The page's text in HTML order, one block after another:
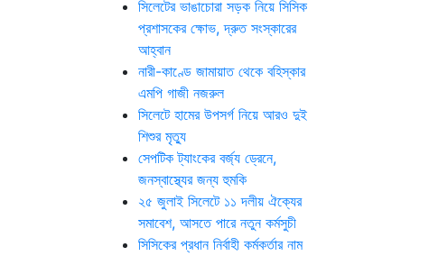
সিলেটের ভাঙাচোরা সড়ক নিয়ে সিসিক
প্রশাসকের ক্ষোভ, দ্রুত সংস্কারের
আহ্বান
নারী-কাণ্ডে জামায়াত থেকে বহিস্কার
এমপি গাজী নজরুল
সিলেটে হামের উপসর্গ নিয়ে আরও দুই
শিশুর মৃত্যু
সেপটিক ট্যাংকের বর্জ্য ড্রেনে,
জনস্বাস্থ্যের জন্য হুমকি
২৫ জুলাই সিলেটে ১১ দলীয় ঐক্যের
সমাবেশ, আসতে পারে নতুন কর্মসুচী
সিসিকের প্রধান নির্বাহী কর্মকর্তার নাম